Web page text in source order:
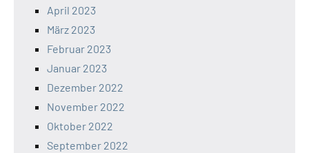
April 2023
März 2023
Februar 2023
Januar 2023
Dezember 2022
November 2022
Oktober 2022
September 2022